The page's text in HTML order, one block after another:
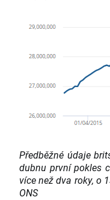
Předběžné údaje
dubnu první pokles
více než dva roky, o
ONS